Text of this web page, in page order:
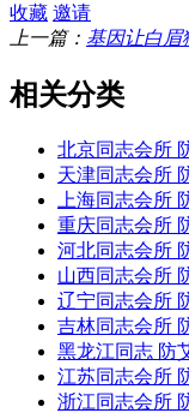
收藏 邀请
上一篇： 基因让白眉
相关分类
北京同志会所
天津同志会所
上海同志会所
重庆同志会所
河北同志会所
山西同志会所
辽宁同志会所
吉林同志会所
黑龙江同志 防
江苏同志会所
浙江同志会所